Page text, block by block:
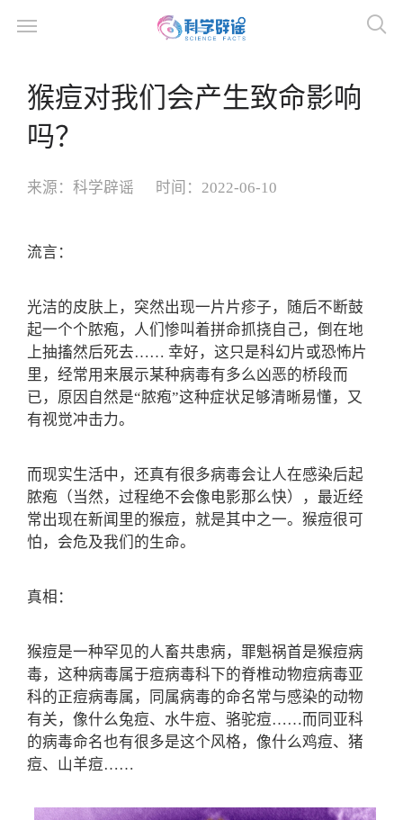
猴痘对我们会产生致命影响
吗？
来源： 科学辟谣 时间： 2022-06-10
流言：
光洁的皮肤上，突然出现一片片疹子，随后不断鼓
起一个个脓疱，人们惨叫着拼命抓挠自己，倒在地
上抽搐然后死去…… 幸好，这只是科幻片或恐怖片
里，经常用来展示某种病毒有多么凶恶的桥段而
已，原因自然是“脓疱”这种症状足够清晰易懂，又
有视觉冲击力。
而现实生活中，还真有很多病毒会让人在感染后起
脓疱（当然，过程绝不会像电影那么快），最近经
常出现在新闻里的猴痘，就是其中之一。猴痘很可
怕，会危及我们的生命。
真相：
猴痘是一种罕见的人畜共患病，罪魁祸首是猴痘病
毒，这种病毒属于痘病毒科下的脊椎动物痘病毒亚
科的正痘病毒属，同属病毒的命名常与感染的动物
有关，像什么兔痘、水牛痘、骆驼痘……而同亚科
的病毒命名也有很多是这个风格，像什么鸡痘、猪
痘、山羊痘……